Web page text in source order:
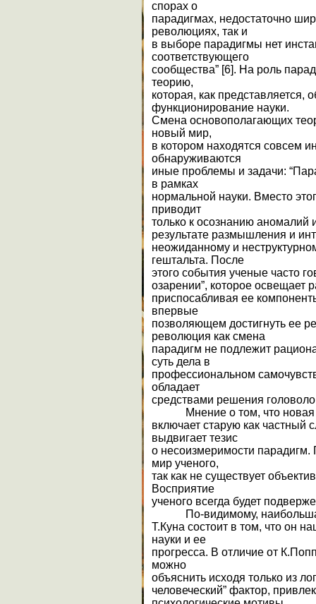
спорах о
парадигмах, недостаточно
революциях, так и
в выборе парадигмы нет
соответствующего
сообщества” [6]. На роль
теорию,
которая, как представляется,
функционирование науки.
Смена основополагающих
новый мир,
в котором находятся совсем
обнаруживаются
иные проблемы и задачи:
в рамках
нормальной науки. Вместо
приводит
только к осознанию аномалий
результате размышления и
неожиданному и
гештальта. После
этого события ученые часто
озарении”, которое освещает
приспосабливая ее
впервые
позволяющем достигнуть ее
революция как смена
парадигм не подлежит
суть дела в
профессиональном
обладает
средствами решения
Мнение о том, что новая
включает старую как частный
выдвигает тезис
о несоизмеримости
мир ученого,
так как не существует
Восприятие
ученого всегда будет
По-видимому,
Т.Куна состоит в том, что он
науки и ее
прогресса. В отличие от
можно
объяснить исходя только из
человеческий” фактор,